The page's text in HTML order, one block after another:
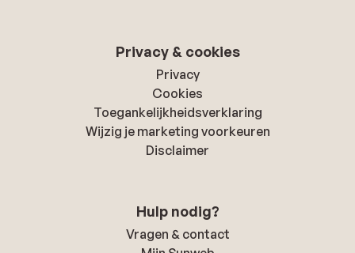
Privacy & cookies
Privacy
Cookies
Toegankelijkheidsverklaring
Wijzig je marketing voorkeuren
Disclaimer
Hulp nodig?
Vragen & contact